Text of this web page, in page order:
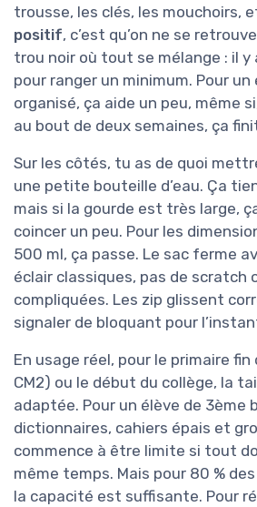
trousse, les clés, les mouchoirs,
positif, c’est qu’on ne se
trou noir où tout se mélange : il y
pour ranger un minimum. Pour
organisé, ça aide un peu, même
au bout de deux semaines, ça
Sur les côtés, tu as de quoi
une petite bouteille d’eau. Ça
mais si la gourde est très large,
coincer un peu. Pour les
500 ml, ça passe. Le sac ferme
éclair classiques, pas de scratch
compliquées. Les zip glissent
signaler de bloquant pour
En usage réel, pour le primaire fin
CM2) ou le début du collège, la
adaptée. Pour un élève de 3ème
dictionnaires, cahiers épais et
commence à être limite si tout
même temps. Mais pour 80 %
la capacité est suffisante. Pour